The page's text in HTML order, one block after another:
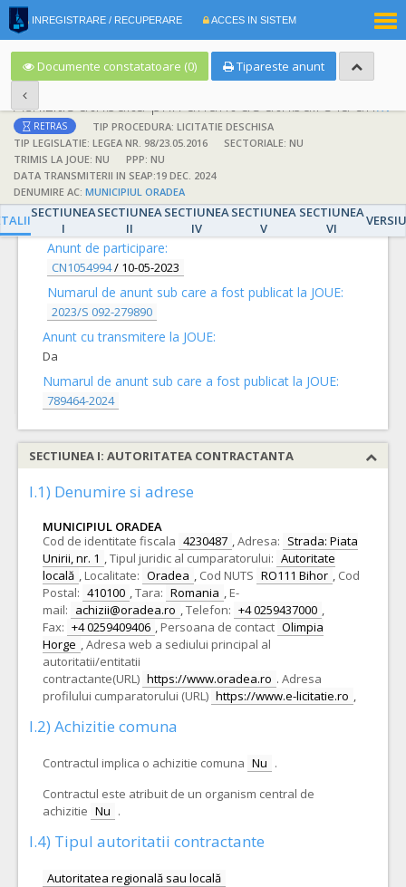
INREGISTRARE / RECUPERARE ACCES IN SISTEM
Documente constatatoare (0) Tipareste anunt
Achizitie atribuita prin anunt de atribuire la anunt de participare
RETRAS
TIP PROCEDURA: LICITATIE DESCHISA
TIP LEGISLATIE: LEGEA NR. 98/23.05.2016
SECTORIALE: NU
TRIMIS LA JOUE: NU
PPP: NU
DATA TRANSMITERII IN SEAP:19 DEC. 2024
DENUMIRE AC: MUNICIPIUL ORADEA
SECTIUNEA
I
SECTIUNEA
II
SECTIUNEA
IV
SECTIUNEA
V
SECTIUNEA
VI
DETALII
Anunt de participare:
CN1054994/ 10-05-2023
Numarul de anunt sub care a fost publicat la JOUE:
2023/S 092-279890
Anunt cu transmitere la JOUE:
Da
Numarul de anunt sub care a fost publicat la JOUE:
789464-2024
SECTIUNEA I: AUTORITATEA CONTRACTANTA
I.1) Denumire si adrese
MUNICIPIUL ORADEA
Cod de identitate fiscala 4230487 ,Adresa: Strada: Piata
Unirii, nr. 1 ,Tipul juridic al cumparatorului: Autoritate
locală , Localitate: Oradea , Cod NUTS RO111 Bihor , Cod
Postal: 410100 ,Tara: Romania , E-
mail: achizii@oradea.ro ,Telefon: +4 0259437000 ,
Fax: +4 0259409406 , Persoana de contact Olimpia
Horge ,Adresa web a sediului principal al
autoritatii/entitatii
contractante(URL) https://www.oradea.ro . Adresa
profilului cumparatorului (URL) https://www.e-licitatie.ro ,
I.2) Achizitie comuna
Contractul implica o achizitie comuna Nu .
Contractul este atribuit de un organism central de
achizitie Nu .
I.4) Tipul autoritatii contractante
Autoritatea regională sau locală